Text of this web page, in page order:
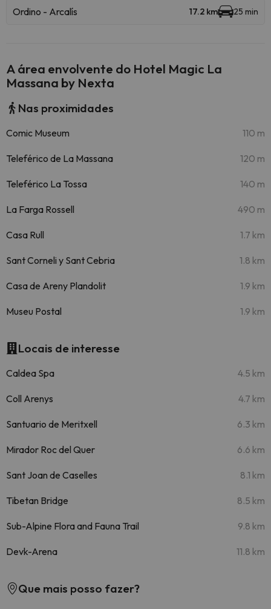
Ordino - Arcalís 17.2 km 25 min
A área envolvente do Hotel Magic La
Massana by Nexta
Nas proximidades
Comic Museum 110 m
Teleférico de La Massana 120 m
Teleférico La Tossa 140 m
La Farga Rossell 490 m
Casa Rull 1.7 km
Sant Corneli y Sant Cebria 1.8 km
Casa de Areny Plandolit 1.9 km
Museu Postal 1.9 km
Locais de interesse
Caldea Spa 4.5 km
Coll Arenys 4.7 km
Santuario de Meritxell 6.3 km
Mirador Roc del Quer 6.6 km
Sant Joan de Caselles 8.1 km
Tibetan Bridge 8.5 km
Sub-Alpine Flora and Fauna Trail 9.8 km
Devk-Arena 11.8 km
Que mais posso fazer?